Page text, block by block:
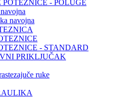
- POLUGE
navojna
- STANDARD
PRIKLJUČAK
ruke